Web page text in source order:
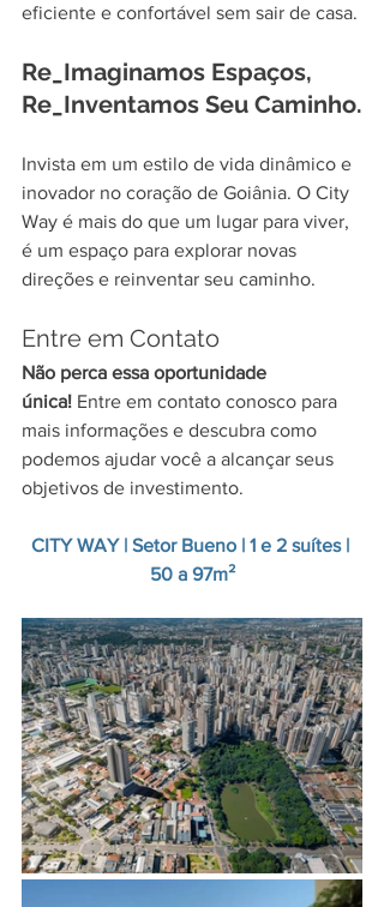
eficiente e confortável sem sair de casa.
Re_Imaginamos Espaços,
Re_Inventamos Seu Caminho.
Invista em um estilo de vida dinâmico e
inovador no coração de Goiânia. O City
Way é mais do que um lugar para viver,
é um espaço para explorar novas
direções e reinventar seu caminho.
Entre em Contato
Não perca essa oportunidade
única! Entre em contato conosco para
mais informações e descubra como
podemos ajudar você a alcançar seus
objetivos de investimento.
CITY WAY | Setor Bueno | 1 e 2 suítes |
50 a 97m²